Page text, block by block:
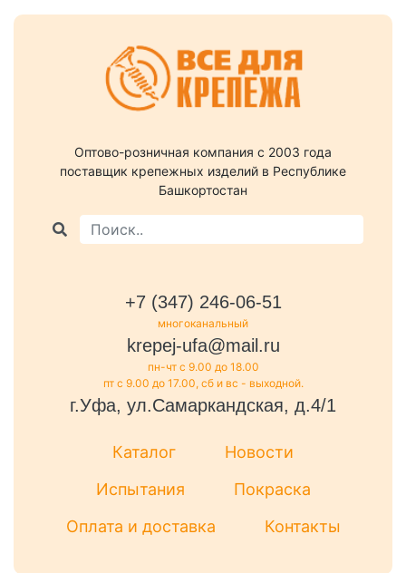
Оптово-розничная компания c 2003 года
поставщик крепежных изделий в Республике
Башкортостан
+7 (347) 246-06-51
многоканальный
krepej-ufa@mail.ru
пн-чт с 9.00 до 18.00
пт с 9.00 до 17.00, сб и вс - выходной.
г.Уфа, ул.Самаркандская, д.4/1
Каталог
Новости
Испытания
Покраска
Оплата и доставка
Контакты